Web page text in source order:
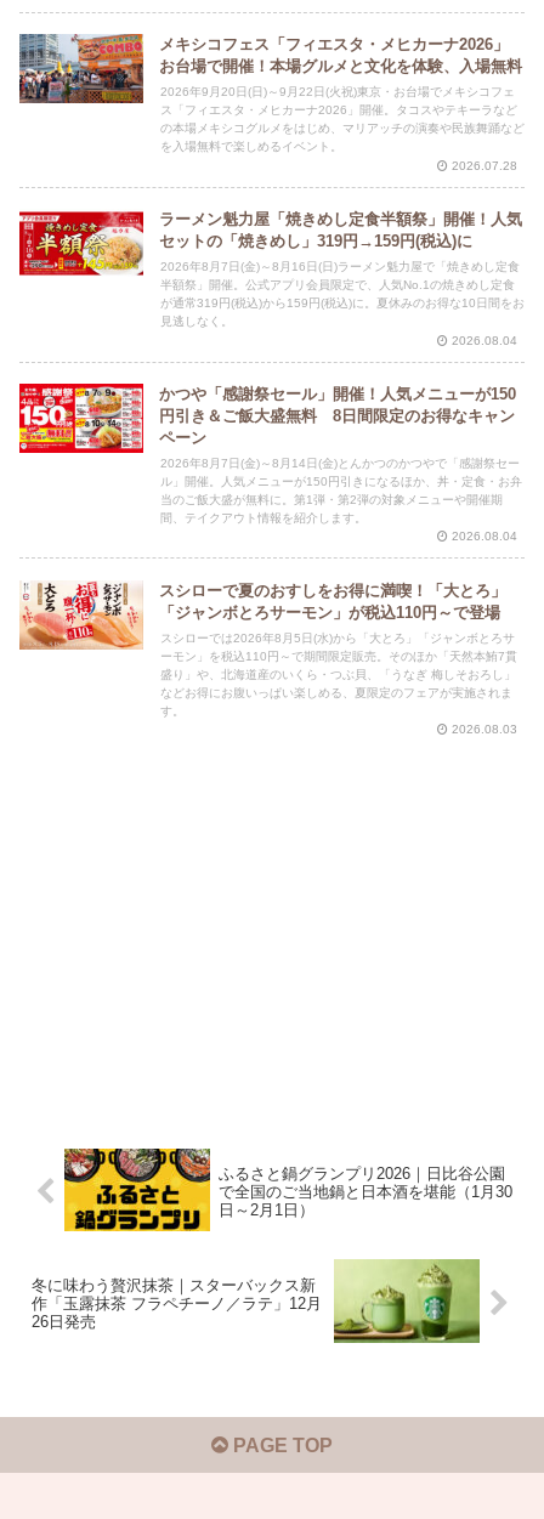
メキシコフェス「フィエスタ・メヒカーナ2026」
お台場で開催！本場グルメと文化を体験、入場無料
2026年9月20日(日)～9月22日(火祝)東京・お台場でメキシコフェ
ス「フィエスタ・メヒカーナ2026」開催。タコスやテキーラなど
の本場メキシコグルメをはじめ、マリアッチの演奏や民族舞踊など
を入場無料で楽しめるイベント。
2026.07.28
ラーメン魁力屋「焼きめし定食半額祭」開催！人気
セットの「焼きめし」319円→159円(税込)に
2026年8月7日(金)～8月16日(日)ラーメン魁力屋で「焼きめし定食
半額祭」開催。公式アプリ会員限定で、人気No.1の焼きめし定食
が通常319円(税込)から159円(税込)に。夏休みのお得な10日間をお
見逃しなく。
2026.08.04
かつや「感謝祭セール」開催！人気メニューが150
円引き＆ご飯大盛無料 8日間限定のお得なキャン
ペーン
2026年8月7日(金)～8月14日(金)とんかつのかつやで「感謝祭セー
ル」開催。人気メニューが150円引きになるほか、丼・定食・お弁
当のご飯大盛が無料に。第1弾・第2弾の対象メニューや開催期
間、テイクアウト情報を紹介します。
2026.08.04
スシローで夏のおすしをお得に満喫！「大とろ」
「ジャンボとろサーモン」が税込110円～で登場
スシローでは2026年8月5日(水)から「大とろ」「ジャンボとろサ
ーモン」を税込110円～で期間限定販売。そのほか「天然本鮪7貫
盛り」や、北海道産のいくら・つぶ貝、「うなぎ 梅しそおろし」
などお得にお腹いっぱい楽しめる、夏限定のフェアが実施されま
す。
2026.08.03
ふるさと鍋グランプリ2026｜日比谷公園
で全国のご当地鍋と日本酒を堪能（1月30
日～2月1日）
冬に味わう贅沢抹茶｜スターバックス新
作「玉露抹茶 フラペチーノ／ラテ」12月
26日発売
PAGE TOP